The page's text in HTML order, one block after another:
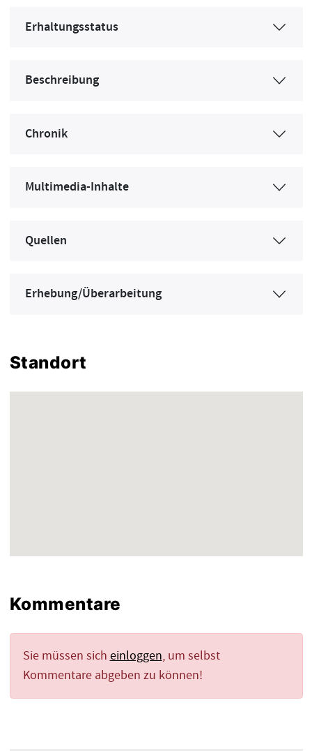
Erhaltungsstatus
Beschreibung
Chronik
Multimedia-Inhalte
Quellen
Erhebung/Überarbeitung
Standort
Kommentare
Sie müssen sich einloggen, um selbst
Kommentare abgeben zu können!